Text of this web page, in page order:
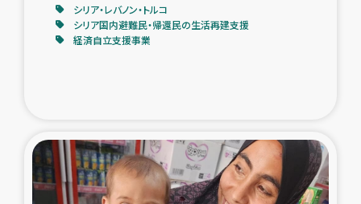
シリア・レバノン・トルコ
シリア国内避難民・帰還民の生活再建支援
経済自立支援事業